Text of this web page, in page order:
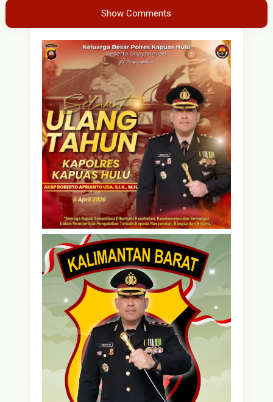
Show Comments